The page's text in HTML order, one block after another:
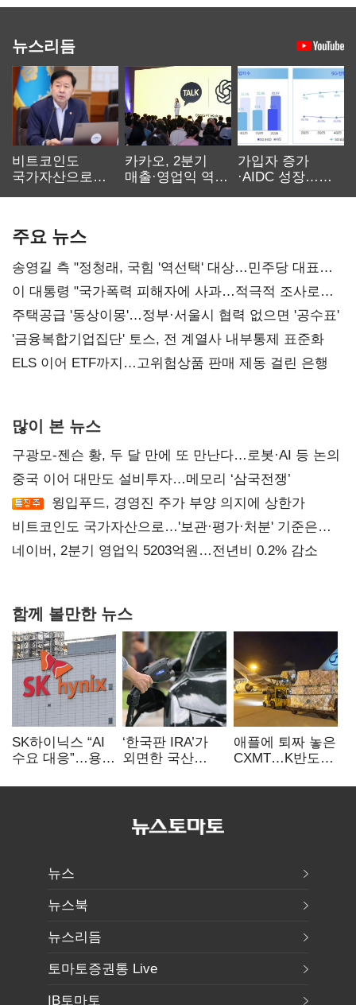
뉴스리듬
비트코인도
국가자산으로…'
카카오, 2분기
매출·영업익 역대
가입자 증가
·AIDC 성장…
주요 뉴스
송영길 측 "정청래, 국힘 '역선택' 대상…민주당 대표로
총선 지휘 못해"
이 대통령 "국가폭력 피해자에 사과…적극적 조사로
진실 밝혀야"
주택공급 '동상이몽'…정부·서울시 협력 없으면 '공수표'
'금융복합기업집단' 토스, 전 계열사 내부통제 표준화
ELS 이어 ETF까지…고위험상품 판매 제동 걸린 은행
많이 본 뉴스
구광모-젠슨 황, 두 달 만에 또 만난다…로봇·AI 등 논의
중국 이어 대만도 설비투자…메모리 ‘삼국전쟁’
윙입푸드, 경영진 주가 부양 의지에 상한가
비트코인도 국가자산으로…'보관·평가·처분' 기준은
숙제
네이버, 2분기 영업익 5203억원…전년비 0.2% 감소
함께 볼만한 뉴스
SK하이닉스 “AI
수요 대응”…용인
투자
‘한국판 IRA’가
외면한 국산
실효성에 ‘의문’
애플에 퇴짜 놓은
CXMT…K반도체
뉴스
뉴스북
뉴스리듬
토마토증권통 Live
IB토마토